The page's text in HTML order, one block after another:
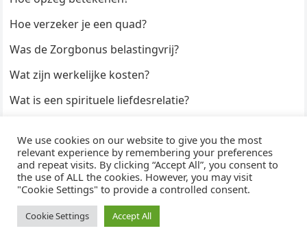
Hoe verzeker je een quad?
Was de Zorgbonus belastingvrij?
Wat zijn werkelijke kosten?
Wat is een spirituele liefdesrelatie?
Hoe duur zijn Keukendeurtjes?
© 2026WijzeAntwoorden- Thema doorWPEnjoy· Aangedreven door
WordPress
We use cookies on our website to give you the most
relevant experience by remembering your preferences
and repeat visits. By clicking “Accept All”, you consent to
the use of ALL the cookies. However, you may visit
"Cookie Settings" to provide a controlled consent.
Cookie Settings Accept All